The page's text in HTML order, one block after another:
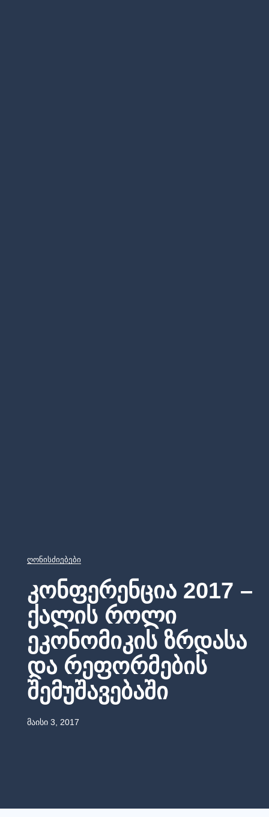
Ღონისძიებები
Კონფერენცია 2017 –
Ქალის Როლი
Ეკონომიკის Ზრდასა
Და Რეფორმების
Შემუშავებაში
Მაისი 3, 2017